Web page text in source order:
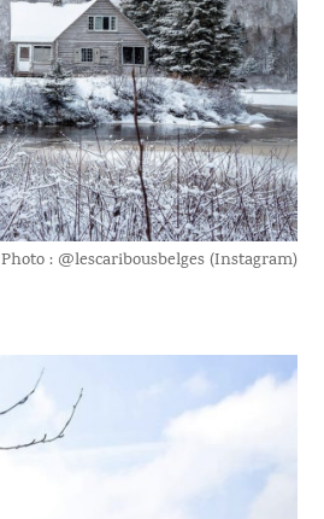
Photo : @lescaribousbelges (Instagram)